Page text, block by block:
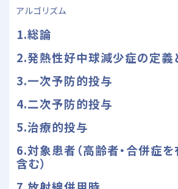
アルゴリズム
1.総論
2.発熱性好中球減少症の定義
3.一次予防的投与
4.二次予防的投与
5.治療的投与
6.対象患者（高齢者・合併症
含む）